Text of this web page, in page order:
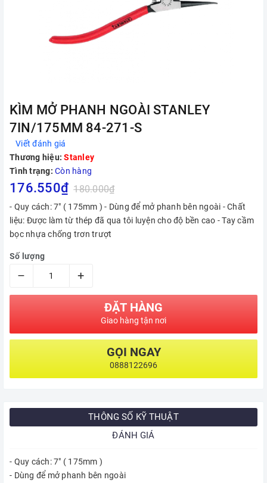
KÌM MỞ PHANH NGOÀI STANLEY
7IN/175MM 84-271-S
Viết đánh giá
Thương hiệu: Stanley
Tình trạng: Còn hàng
176.550₫ 180.000₫
- Quy cách: 7" ( 175mm ) - Dùng để mở phanh bên ngoài - Chất
liệu: Được làm từ thép đã qua tôi luyện cho độ bền cao - Tay cầm
bọc nhựa chống trơn trượt
Số lượng
– +
ĐẶT HÀNG
Giao hàng tận nơi
GỌI NGAY
0888122696
THÔNG SỐ KỸ THUẬT
ĐÁNH GIÁ
- Quy cách: 7" ( 175mm )
- Dùng để mở phanh bên ngoài